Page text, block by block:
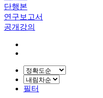
단행본
연구보고서
공개강의
필터